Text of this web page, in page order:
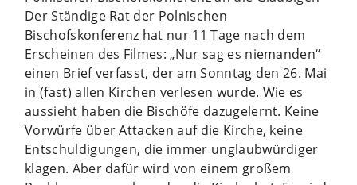
Der Ständige Rat der Polnischen
Bischofskonferenz hat nur 11 Tage nach dem
Erscheinen des Filmes: „Nur sag es niemanden“
einen Brief verfasst, der am Sonntag den 26. Mai
in (fast) allen Kirchen verlesen wurde. Wie es
aussieht haben die Bischöfe dazugelernt. Keine
Vorwürfe über Attacken auf die Kirche, keine
Entschuldigungen, die immer unglaubwürdiger
klagen. Aber dafür wird von einem großem